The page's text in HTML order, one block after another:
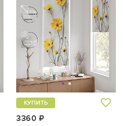
3360 ₽
КУПИТЬ